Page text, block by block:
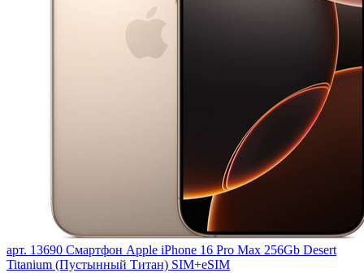
арт. 13690 Смартфон Apple iPhone 16 Pro Max 256Gb Desert
Titanium (Пустынный Титан) SIM+eSIM